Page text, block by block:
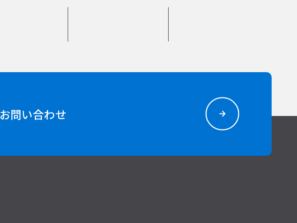
お問い合わせ